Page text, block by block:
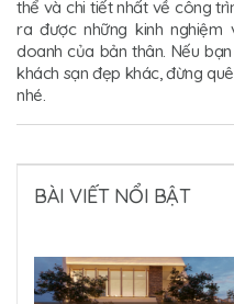
thể và chi tiết nhất về công
ra được những kinh
doanh của bản thân. Nếu
khách sạn đẹp khác, đừng
nhé.
BÀI VIẾT NỔI BẬT